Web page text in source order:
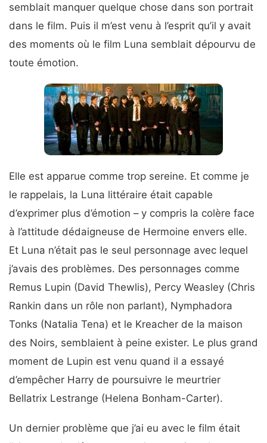
semblait manquer quelque chose dans son portrait
dans le film. Puis il m’est venu à l’esprit qu’il y avait
des moments où le film Luna semblait dépourvu de
toute émotion.
Elle est apparue comme trop sereine. Et comme je
le rappelais, la Luna littéraire était capable
d’exprimer plus d’émotion – y compris la colère face
à l’attitude dédaigneuse de Hermoine envers elle.
Et Luna n’était pas le seul personnage avec lequel
j’avais des problèmes. Des personnages comme
Remus Lupin (David Thewlis), Percy Weasley (Chris
Rankin dans un rôle non parlant), Nymphadora
Tonks (Natalia Tena) et le Kreacher de la maison
des Noirs, semblaient à peine exister. Le plus grand
moment de Lupin est venu quand il a essayé
d’empêcher Harry de poursuivre le meurtrier
Bellatrix Lestrange (Helena Bonham-Carter).
Un dernier problème que j’ai eu avec le film était